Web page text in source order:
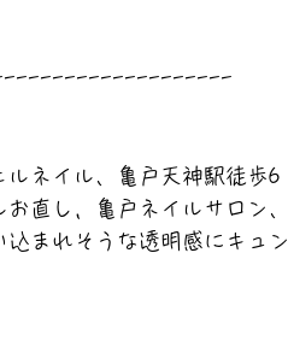
ネイル、亀戸天神駅徒歩6
直し，亀戸ネイルサロン、
まれそうな透明感にキュン